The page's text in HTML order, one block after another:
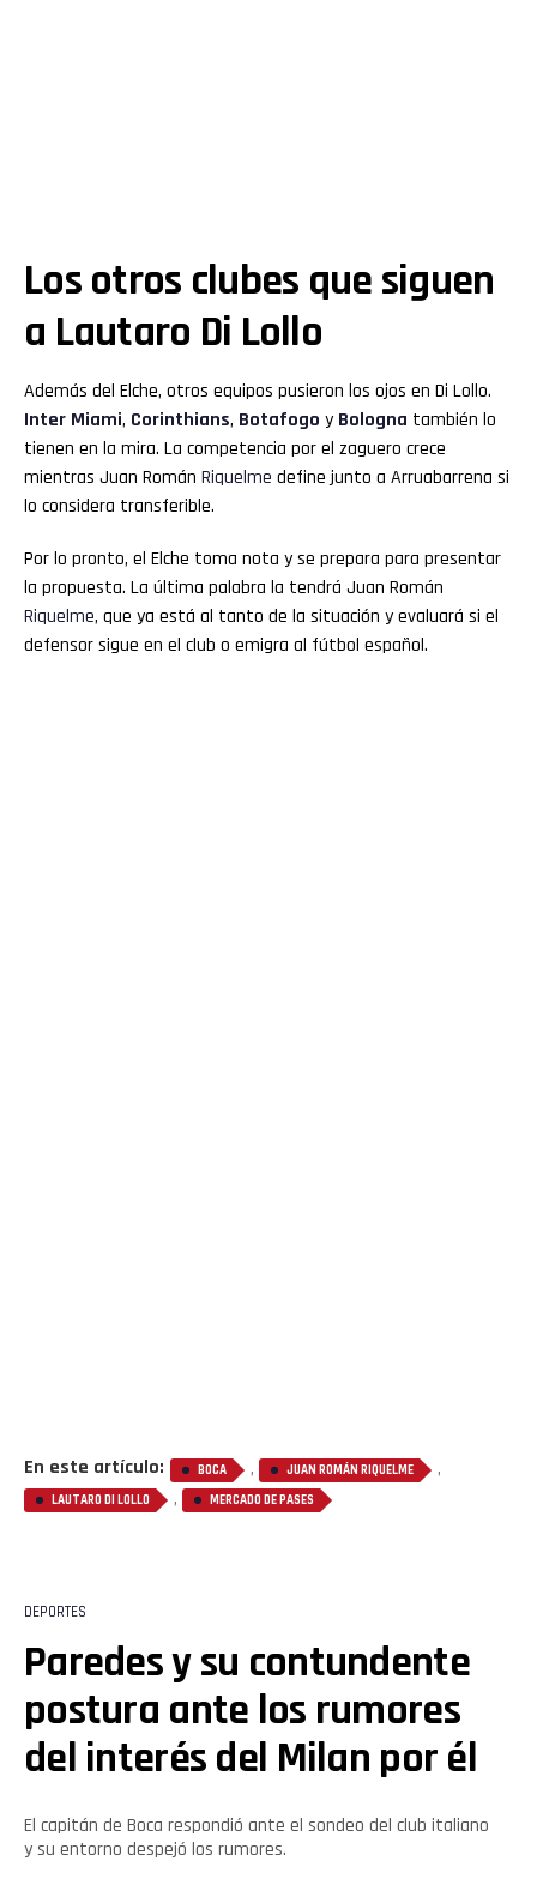
Los otros clubes que siguen
a Lautaro Di Lollo
Además del Elche, otros equipos pusieron los ojos en Di Lollo.
Inter Miami, Corinthians, Botafogo y Bologna también lo
tienen en la mira. La competencia por el zaguero crece
mientras Juan Román Riquelme define junto a Arruabarrena si
lo considera transferible.
Por lo pronto, el Elche toma nota y se prepara para presentar
la propuesta. La última palabra la tendrá Juan Román
Riquelme, que ya está al tanto de la situación y evaluará si el
defensor sigue en el club o emigra al fútbol español.
En este artículo: BOCA , JUAN ROMÁN RIQUELME ,
LAUTARO DI LOLLO , MERCADO DE PASES
DEPORTES
Paredes y su contundente
postura ante los rumores
del interés del Milan por él
El capitán de Boca respondió ante el sondeo del club italiano
y su entorno despejó los rumores.